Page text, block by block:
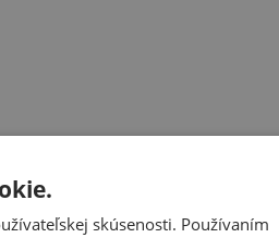
skúsenosti. Používaním